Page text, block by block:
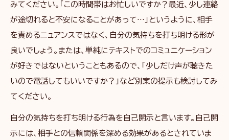
みてください。「この時間帯はお忙しいですか？最近、少し連絡
が途切れると不安になることがあって…」というように、相手
を責めるニュアンスではなく、自分の気持ちを打ち明ける形が
良いでしょう。または、単純にテキストでのコミュニケーション
が好きではないということもあるので、「少しだけ声が聴きた
いので電話してもいいですか？」など別案の提示も検討してみ
てください。
自分の気持ちを打ち明ける行為を自己開示と言います。自己開
示には、相手との信頼関係を深める効果があるとされていま